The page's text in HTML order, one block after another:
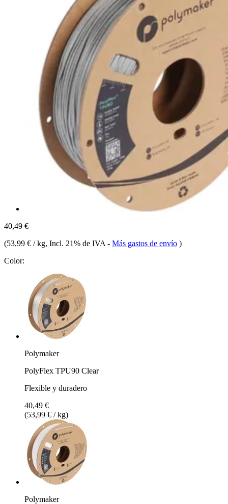
40,49 €
(53,99 € / kg, Incl. 21% de IVA - Más gastos de envío )
Color:
Polymaker
PolyFlex TPU90 Clear
Flexible y duradero
40,49 €
(53,99 € / kg)
Polymaker